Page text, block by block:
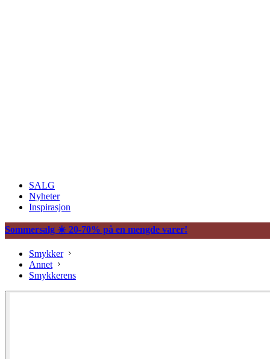
SALG
Nyheter
Inspirasjon
Sommersalg ☀️ 20-70% på en mengde varer!
Smykker
Annet
Smykkerens